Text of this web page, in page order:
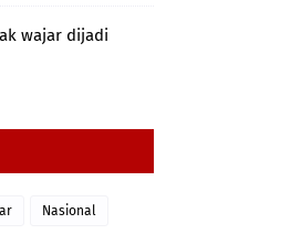
wajar dijadi
Nasional